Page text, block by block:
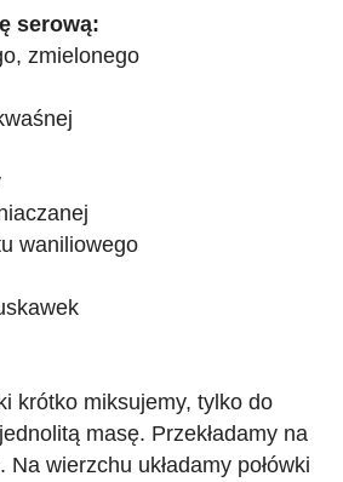
serową:
zmielonego
waniliowego
krótko miksujemy, tylko do
masę. Przekładamy na
wierzchu układamy połówki